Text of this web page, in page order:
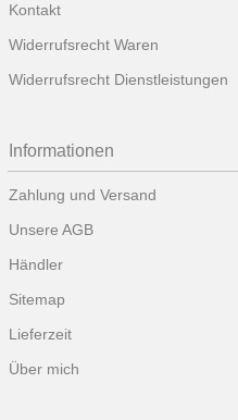
Kontakt
Widerrufsrecht Waren
Widerrufsrecht Dienstleistungen
Informationen
Zahlung und Versand
Unsere AGB
Händler
Sitemap
Lieferzeit
Über mich